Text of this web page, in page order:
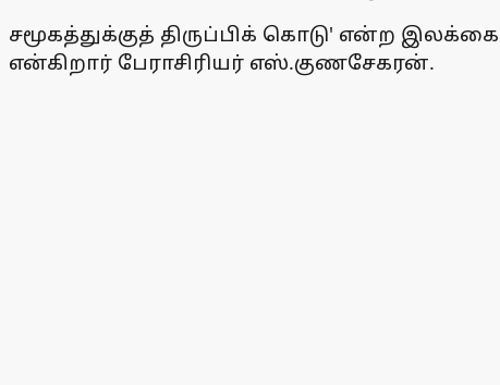
சமூகத்துக்குத் திருப்பிக் கொடு' என்ற
என்கிறார் பேராசிரியர் எஸ்.குணசேகரன்.